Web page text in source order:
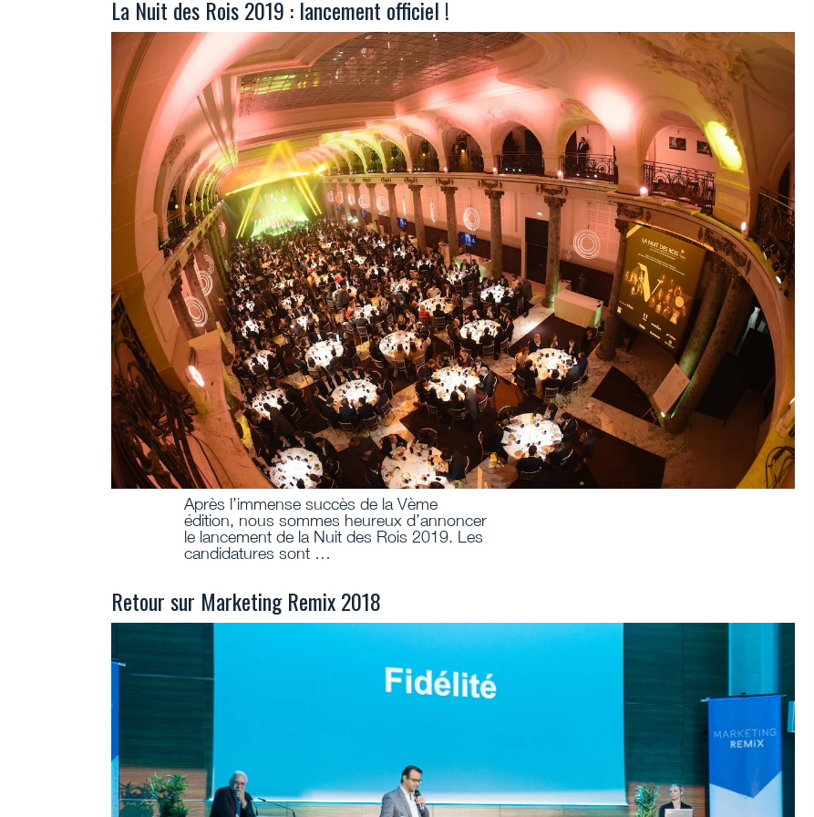
La Nuit des Rois 2019 : lancement officiel !
Après l’immense succès de la Vème
édition, nous sommes heureux d’annoncer
le lancement de la Nuit des Rois 2019. Les
candidatures sont …
Retour sur Marketing Remix 2018